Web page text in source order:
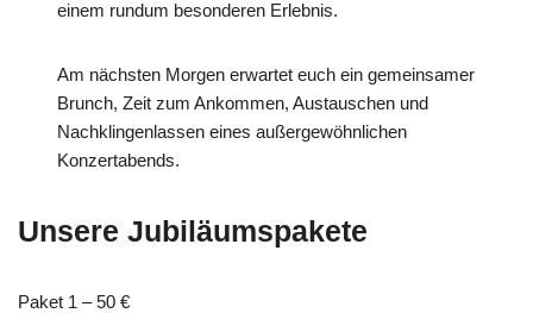
einem rundum besonderen Erlebnis.
Am nächsten Morgen erwartet euch ein gemeinsamer
Brunch, Zeit zum Ankommen, Austauschen und
Nachklingenlassen eines außergewöhnlichen
Konzertabends.
Unsere Jubiläumspakete
Paket 1 – 50 €